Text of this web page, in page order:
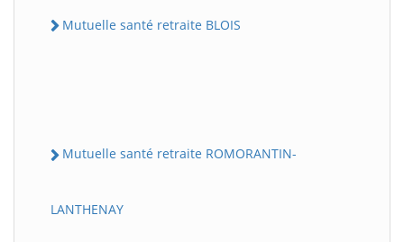
Mutuelle santé retraite BLOIS
Mutuelle santé retraite ROMORANTIN-
LANTHENAY